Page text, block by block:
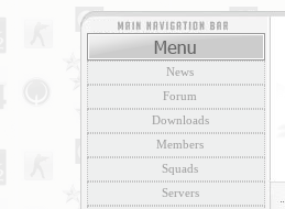
News
Forum
Downloads
Members
Squads
Servers